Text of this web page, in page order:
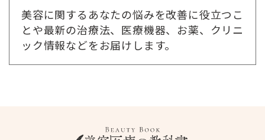
美容に関するあなたの悩みを改善に役立つこ
とや最新の治療法、医療機器、お薬、クリニ
ック情報などをお届けします。